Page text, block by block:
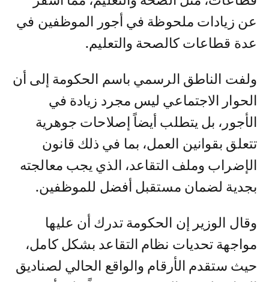
عن زيادات ملحوظة في أجور الموظفين في
عدة قطاعات كالصحة والتعليم.
ولفت الناطق الرسمي باسم الحكومة إلى أن
الحوار الاجتماعي ليس مجرد زيادة في
الأجور، بل يتطلب أيضاً إصلاحات جوهرية
تتعلق بقوانين العمل، بما في ذلك قانون
الإضراب وملف التقاعد، الذي يجب معالجته
بجدية لضمان مستقبل أفضل للموظفين.
وقال الوزير إن الحكومة تدرك أن عليها
مواجهة تحديات نظام التقاعد بشكل كامل،
حيث ستقدم الأرقام والواقع الحالي لصناديق